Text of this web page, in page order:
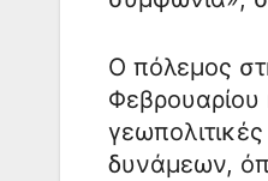
Ο πόλεμος
Φεβρουαρίου
δυνάμεων,